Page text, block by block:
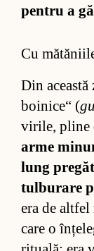
pen­tru a
Cu
Din
bo­i­ni­ce“ (
vi­ri­le, pline
arme
lung
tul­bu­rare
era de
care o